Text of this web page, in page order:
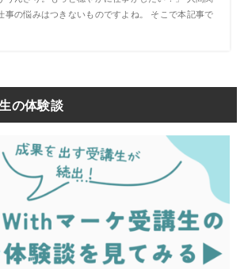
事の悩みはつきないものですよね。 そこで本記事で
の体験談